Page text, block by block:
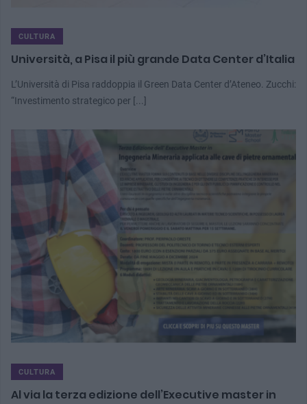
CULTURA
Università, a Pisa il più grande Data Center d’Italia
L’Università di Pisa raddoppia il Green Data Center d’Ateneo. Zucchi:
“Investimento strategico per [...]
CULTURA
Al via la terza edizione dell’Executive master in